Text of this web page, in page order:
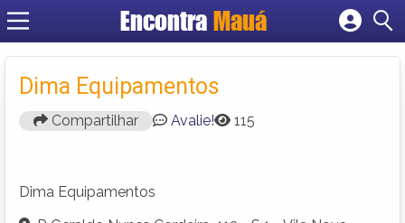
EncontraMauá
Criar conta
Dima Equipamentos
Compartilhar Avalie! 115
Dima Equipamentos